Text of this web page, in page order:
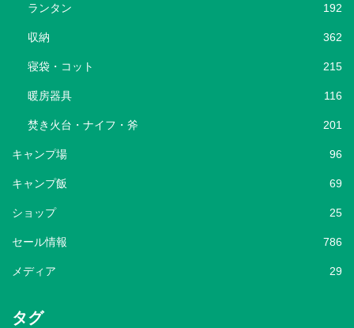
ランタン 192
収納 362
寝袋・コット 215
暖房器具 116
焚き火台・ナイフ・斧 201
キャンプ場 96
キャンプ飯 69
ショップ 25
セール情報 786
メディア 29
タグ